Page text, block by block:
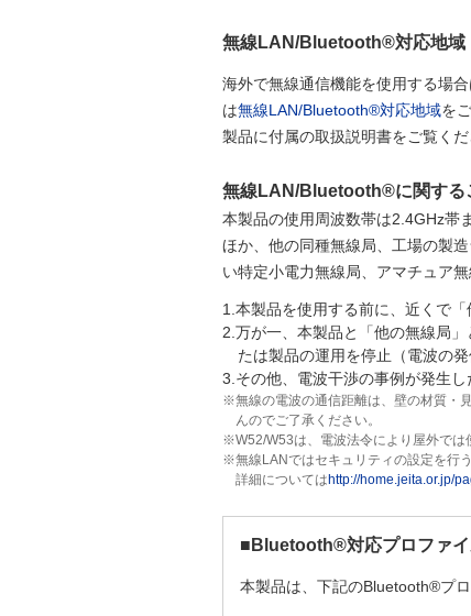
無線LAN/Bluetooth®対応地域
海外で無線通信機能を使用する場
は無線LAN/Bluetooth®対応地域を
製品に付属の取扱説明書をご覧くだ
無線LAN/Bluetooth®に関する
本製品の使用周波数帯は2.4GHz帯
ほか、他の同種無線局、工場の製
い特定小電力無線局、アマチュア
1.本製品を使用する前に、近くで
2.万が一、本製品と「他の無線局
たは製品の運用を停止（電波の
3.その他、電波干渉の事例が発生
※無線の電波の通信距離は、壁の材質・
んのでご了承ください。
※W52/W53は、電波法令により屋外では
※無線LANではセキュリティの設定を行
詳細についてはhttp://home.jeita.or.jp/
■Bluetooth®対応プロファ
本製品は、下記のBluetooth®プ